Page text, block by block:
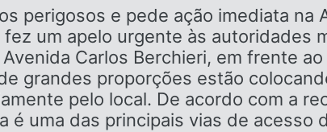
perigosos e pede ação imediata na
um apelo urgente às autoridades
Carlos Berchieri, em frente
grandes proporções estão
pelo local. De acordo com a
é uma das principais vias de acesso